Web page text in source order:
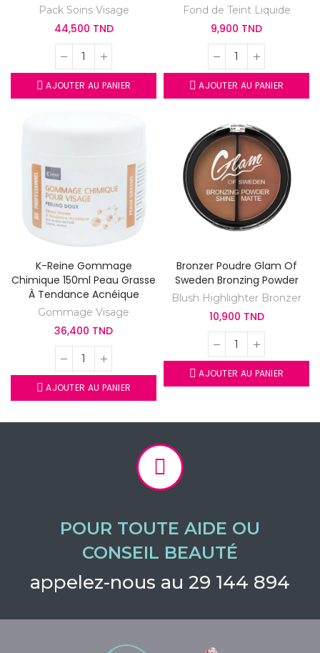
Pack Soins Visage
44,500 TND
AJOUTER AU PANIER
Fond de Teint Liquide
9,900 TND
AJOUTER AU PANIER
K-Reine Gommage
Chimique 150ml Peau Grasse
À Tendance Acnéique
Gommage Visage
36,400 TND
AJOUTER AU PANIER
Bronzer Poudre Glam Of
Sweden Bronzing Powder
Blush Highlighter Bronzer
10,900 TND
AJOUTER AU PANIER
POUR TOUTE AIDE OU
CONSEIL BEAUTÉ
appelez-nous au 29 144 894